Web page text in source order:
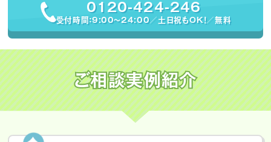
0120-424-246
受付時間：9:00〜24:00／土日祝もOK！／無料
ご相談実例紹介